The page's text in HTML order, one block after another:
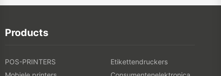
Products
POS-PRINTERS
Etikettendruckers